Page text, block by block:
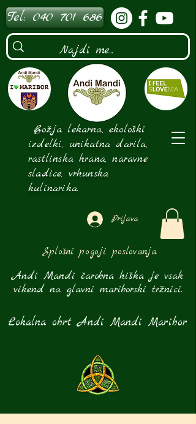
Božja lekarna, ekološki
izdelki, unikatna darila,
rastlinska hrana, naravne
sladice, vrhunska
kulinarika.
Andi Mandi čarobna hiška je vsak
vikend na glavni mariborski tržnici.
Tel: 040 701 686
Prijava
Lokalna obrt Andi Mandi Maribor
Splošni pogoji poslovanja